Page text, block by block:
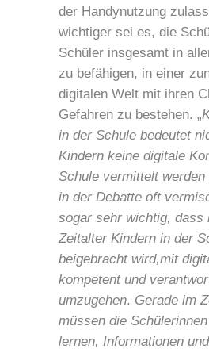
der Handynutzung
wichtiger sei es, die
Schüler insgesamt in
zu befähigen, in einer
digitalen Welt mit ihren
Gefahren zu bestehen. „
in der Schule bedeutet
Kindern keine digitale
Schule vermittelt
in der Debatte oft
sogar sehr wichtig, dass
Zeitalter Kindern in der
beigebracht wird,mit
kompetent und
umzugehen. Gerade im
müssen die
lernen, Informationen